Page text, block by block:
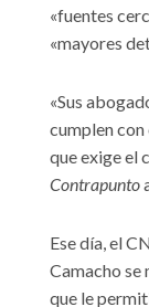
«fuentes
«mayores
«Sus
cumplen
que exige el
Contrapunto
Ese día, el
Camacho se
que le